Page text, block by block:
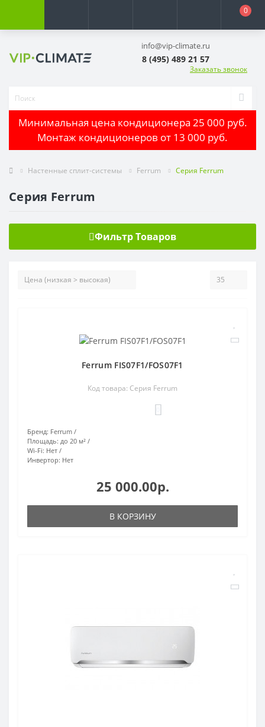
0
info@vip-climate.ru
8 (495) 489 21 57
Заказать звонок
Минимальная цена кондиционера 25 000 руб.
Монтаж кондиционеров от 13 000 руб.
Настенные сплит-системы Ferrum Серия Ferrum
Серия Ferrum
Фильтр Товаров
Ferrum FIS07F1/FOS07F1
Код товара: Серия Ferrum
Бренд: Ferrum
Площадь: до 20 м²
Wi-Fi: Нет
Инвертор: Нет
25 000.00р.
В КОРЗИНУ